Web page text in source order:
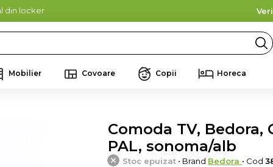
din locker
Mobilier Covoare Copii Horeca
Comoda TV, Bedora,
PAL, sonoma/alb
Stoc epuizat • Brand Bedora • Cod